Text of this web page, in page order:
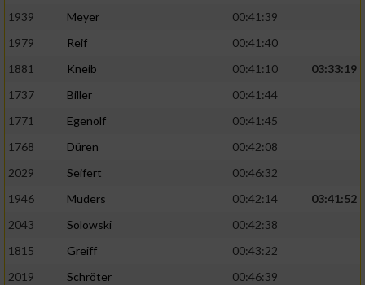
1939
Meyer
00:41:39
1979
Reif
00:41:40
1881
Kneib 00:41:10
03:33:19
1737
Biller
00:41:44
1771
Egenolf
00:41:45
1768
Düren
00:42:08
2029
Seifert
00:46:32
1946
Muders 00:42:14
03:41:52
2043
Solowski
00:42:38
1815
Greiff
00:43:22
2019
Schröter
00:46:39